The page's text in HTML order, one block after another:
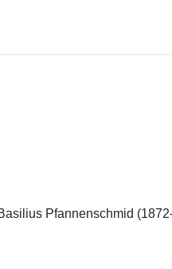
Pfannenschmid